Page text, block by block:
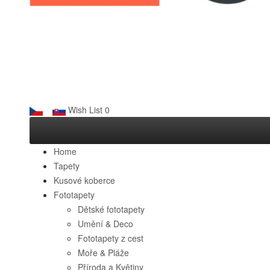
Wish List 0
Home
Tapety
Kusové koberce
Fototapety
Dětské fototapety
Umění & Deco
Fototapety z cest
Moře & Pláže
Příroda a Květiny